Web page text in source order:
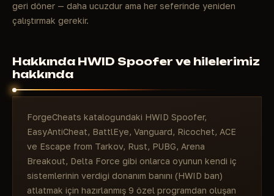
geri döner — daha ucuzdur ama her seferinde yeniden
çalıştırmak gerekir.
Hakkında HWID Spoofer ve hilelerimiz
hakkında
ForgeCheats kataloğundaki HWID Spoofer,
EasyAntiCheat, BattlEye, Vanguard, Ricochet, ACE
ve Escape from Tarkov, Rust, PUBG, Arena
Breakout, Delta Force gibi onlarca oyunun kendi iç
sistemlerinin verdiği donanım banını (HWID ban)
atlatmak için hazırlanmış 9 özel programdan oluşan